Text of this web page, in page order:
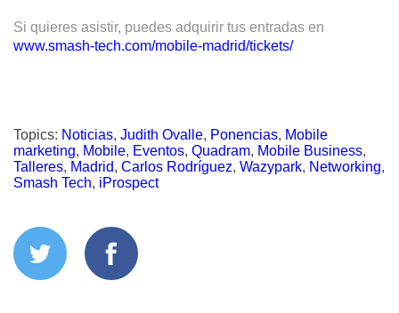
Si quieres asistir, puedes adquirir tus entradas en
www.smash-tech.com/mobile-madrid/tickets/
Topics: Noticias, Judith Ovalle, Ponencias, Mobile
marketing, Mobile, Eventos, Quadram, Mobile Business,
Talleres, Madrid, Carlos Rodríguez, Wazypark, Networking,
Smash Tech, iProspect